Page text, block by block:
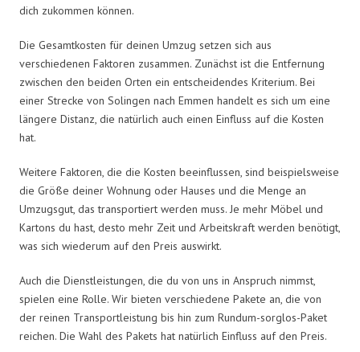
dich zukommen können.
Die Gesamtkosten für deinen Umzug setzen sich aus
verschiedenen Faktoren zusammen. Zunächst ist die Entfernung
zwischen den beiden Orten ein entscheidendes Kriterium. Bei
einer Strecke von Solingen nach Emmen handelt es sich um eine
längere Distanz, die natürlich auch einen Einfluss auf die Kosten
hat.
Weitere Faktoren, die die Kosten beeinflussen, sind beispielsweise
die Größe deiner Wohnung oder Hauses und die Menge an
Umzugsgut, das transportiert werden muss. Je mehr Möbel und
Kartons du hast, desto mehr Zeit und Arbeitskraft werden benötigt,
was sich wiederum auf den Preis auswirkt.
Auch die Dienstleistungen, die du von uns in Anspruch nimmst,
spielen eine Rolle. Wir bieten verschiedene Pakete an, die von
der reinen Transportleistung bis hin zum Rundum-sorglos-Paket
reichen. Die Wahl des Pakets hat natürlich Einfluss auf den Preis.